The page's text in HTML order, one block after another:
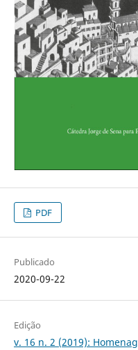
PDF
Publicado
2020-09-22
Edição
v. 16 n. 2 (2019):